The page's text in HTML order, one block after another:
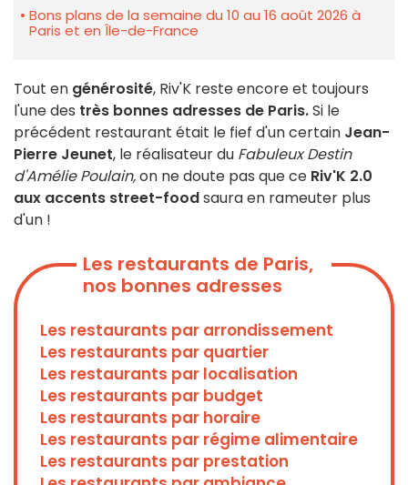
Bons plans de la semaine du 10 au 16 août 2026 à
Paris et en Île-de-France
Tout en générosité, Riv'K reste encore et toujours
l'une des très bonnes adresses de Paris.Si le
précédent restaurant était le fief d'un certain Jean-
Pierre Jeunet, le réalisateur du Fabuleux Destin
d'Amélie Poulain,on ne doute pas que ce Riv'K 2.0
aux accents street-foodsaura en rameuter plus
d'un !
Les restaurants de Paris,
nos bonnes adresses
Les restaurants par arrondissement
Les restaurants par quartier
Les restaurants par localisation
Les restaurants par budget
Les restaurants par horaire
Les restaurants par régime alimentaire
Les restaurants par prestation